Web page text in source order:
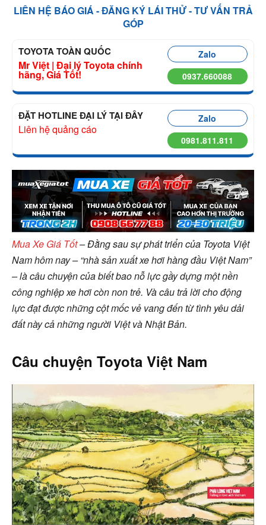
LIÊN HỆ BÁO GIÁ - ĐĂNG KÝ LÁI THỬ - TƯ VẤN TRẢ
GÓP
TOYOTA TOÀN QUỐC
Mr Việt | Đại lý Toyota chính
hãng, Giá Tốt!
Zalo
0937.660088
ĐẶT HOTLINE ĐẠI LÝ TẠI ĐÂY
Liên hệ quảng cáo
Zalo
0981.811.811
Mua Xe Giá Tốt– Đằng sau sự phát triển của Toyota Việt
Nam hôm nay – “nhà sản xuất xe hơi hàng đầu Việt Nam”
– là câu chuyện của biết bao nỗ lực gầy dựng một nền
công nghiệp xe hơi còn non trẻ. Và câu trả lời cho động
lực đạt được những cột mốc vẻ vang đến từ tình yêu dải
đất này cả những người Việt và Nhật Bản.
Câu chuyện Toyota Việt Nam